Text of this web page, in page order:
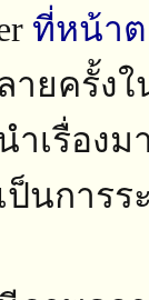
ที่หน้า
ายครั้ง
เรื่องม
ป็นการ